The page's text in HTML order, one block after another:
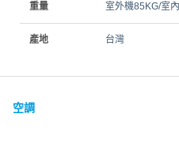
重量 室外機85KG/室
產地 台灣
空調